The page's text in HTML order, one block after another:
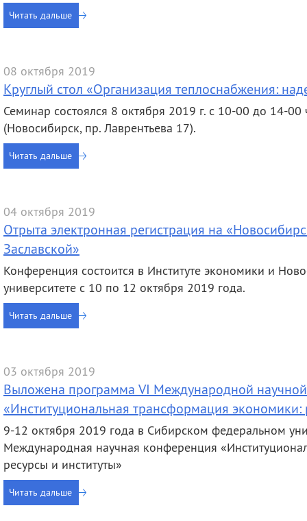
Издательская
деятельность
Читать дальше
08 октября 2019
Круглый стол «Организация теплоснабжения:
Семинар состоялся 8 октября 2019 г. с 10-00 до 14-00
(Новосибирск, пр. Лаврентьева 17).
Читать дальше
04 октября 2019
Отрыта электронная регистрация на
Заславской»
Конференция состоится в Институте экономики и
университете с 10 по 12 октября 2019 года.
Читать дальше
03 октября 2019
Выложена программа VI Международной
«Институциональная трансформация экономики:
9-12 октября 2019 года в Сибирском федеральном
Международная научная конференция
ресурсы и институты»
Читать дальше